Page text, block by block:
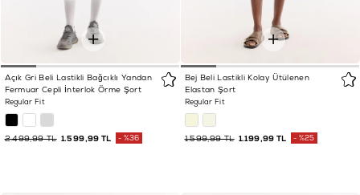
Açık Gri Beli Lastikli Bağcıklı Yandan
Fermuar Cepli İnterlok Örme Şort
Regular Fit
1.599,99 TL
2.499,99 TL %36
Bej Beli Lastikli Kolay Ütülenen
Elastan Şort
Regular Fit
1.199,99 TL
1.599,99 TL %25